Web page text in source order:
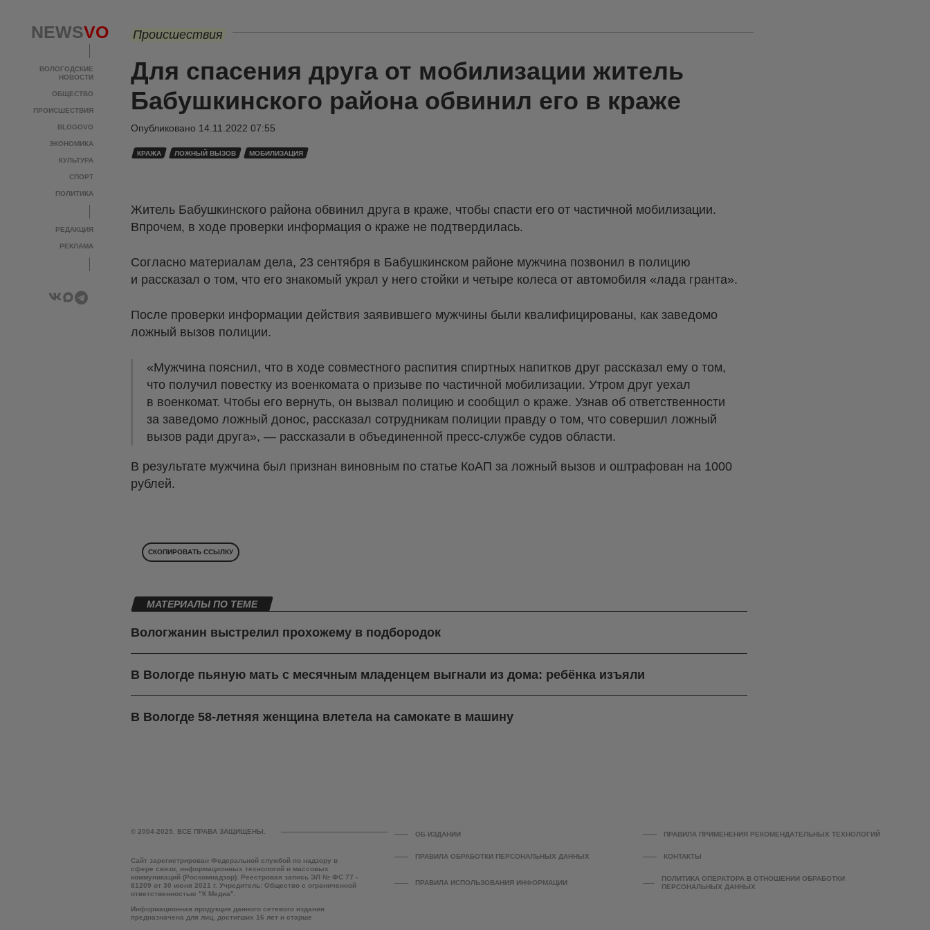
NEWSVO
ВОЛОГОДСКИЕ
НОВОСТИ
ОБЩЕСТВО
ПРОИСШЕСТВИЯ
BLOGOVO
ЭКОНОМИКА
КУЛЬТУРА
СПОРТ
ПОЛИТИКА
РЕДАКЦИЯ
РЕКЛАМА
Происшествия
Для спасения друга от мобилизации житель
Бабушкинского района обвинил его в краже
Опубликовано 14.11.2022 07:55
КРАЖА ЛОЖНЫЙ ВЫЗОВ МОБИЛИЗАЦИЯ
Житель Бабушкинского района обвинил друга в краже, чтобы спасти его от частичной мобилизации.
Впрочем, в ходе проверки информация о краже не подтвердилась.
Согласно материалам дела, 23 сентября в Бабушкинском районе мужчина позвонил в полицию
и рассказал о том, что его знакомый украл у него стойки и четыре колеса от автомобиля «лада гранта».
После проверки информации действия заявившего мужчины были квалифицированы, как заведомо
ложный вызов полиции.
«Мужчина пояснил, что в ходе совместного распития спиртных напитков друг рассказал ему о том,
что получил повестку из военкомата о призыве по частичной мобилизации. Утром друг уехал
в военкомат. Чтобы его вернуть, он вызвал полицию и сообщил о краже. Узнав об ответственности
за заведомо ложный донос, рассказал сотрудникам полиции правду о том, что совершил ложный
вызов ради друга», — рассказали в объединенной пресс-службе судов области.
В результате мужчина был признан виновным по статье КоАП за ложный вызов и оштрафован на 1000
рублей.
СКОПИРОВАТЬ ССЫЛКУ
МАТЕРИАЛЫ ПО ТЕМЕ
Вологжанин выстрелил прохожему в подбородок
В Вологде пьяную мать с месячным младенцем выгнали из дома: ребёнка изъяли
В Вологде 58-летняя женщина влетела на самокате в машину
© 2004-2025. ВСЕ ПРАВА ЗАЩИЩЕНЫ.
Сайт зарегистрирован Федеральной службой по надзору в
сфере связи, информационных технологий и массовых
коммуникаций (Роскомнадзор). Реестровая запись ЭЛ № ФС 77 -
81209 от 30 июня 2021 г. Учредитель: Общество с ограниченной
ответственностью "К Медиа".
Информационная продукция данного сетевого издания
предназначена для лиц, достигших 16 лет и старше
ОБ ИЗДАНИИ ПРАВИЛА ПРИМЕНЕНИЯ РЕКОМЕНДАТЕЛЬНЫХ ТЕХНОЛОГИЙ
ПРАВИЛА ОБРАБОТКИ ПЕРСОНАЛЬНЫХ ДАННЫХ КОНТАКТЫ
ПРАВИЛА ИСПОЛЬЗОВАНИЯ ИНФОРМАЦИИ
ПОЛИТИКА ОПЕРАТОРА В ОТНОШЕНИИ ОБРАБОТКИ
ПЕРСОНАЛЬНЫХ ДАННЫХ